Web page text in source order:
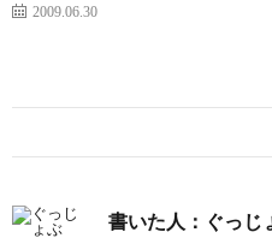
2009.06.30
書いた人：ぐっじ